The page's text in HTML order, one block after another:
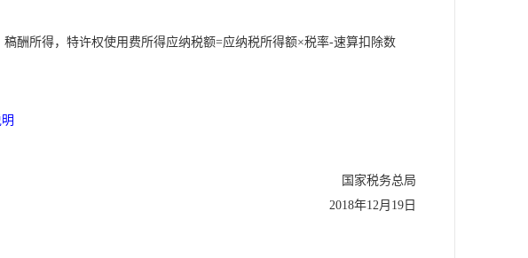
所得，特许权使用费所得应纳税额=应纳税所得额×税率-速算扣除数
国家税务总局
2018年12月19日